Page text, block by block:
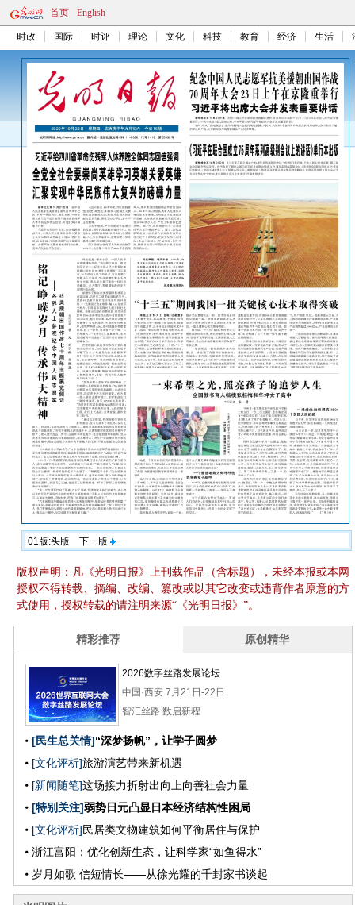
首页 English
时政 国际 时评 理论 文化 科技 教育 经济 生活
01版:头版 下一版
版权声明：凡《光明日报》上刊载作品（含标题），未经本报或本网
授权不得转载、摘编、改编、篡改或以其它改变或违背作者原意的方
式使用，授权转载的请注明来源“《光明日报》”。